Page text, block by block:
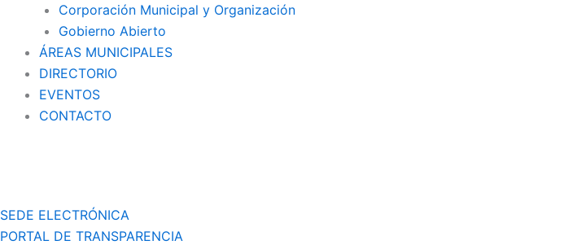
Corporación Municipal y Organización
Gobierno Abierto
ÁREAS MUNICIPALES
DIRECTORIO
EVENTOS
CONTACTO
SEDE ELECTRÓNICA
PORTAL DE TRANSPARENCIA